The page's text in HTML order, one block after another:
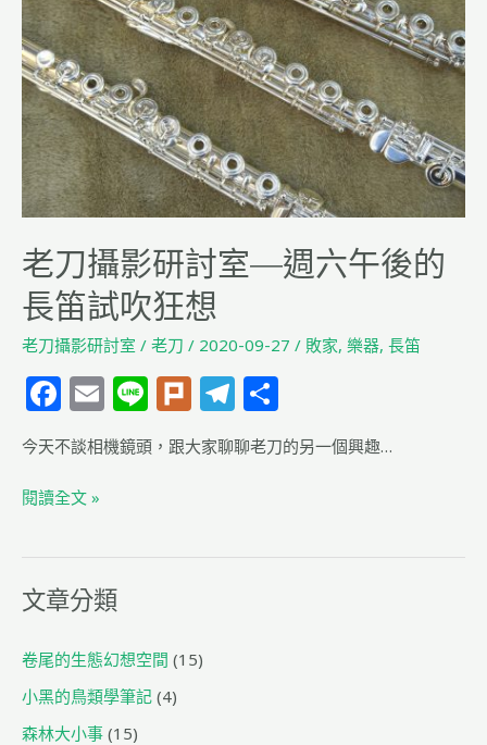
老刀攝影研討室—週六午後的
長笛試吹狂想
老刀攝影研討室 / 老刀 / 2020-09-27 / 敗家, 樂器, 長笛
F
a
c
e
o
o
E
m
ai
Li
n
e
Pl
u
rk
T
el
e
m
享
今天不談相機鏡頭，跟大家聊聊老刀的另一個興趣…
影
研
討
室
—
週
六
午
的
長
笛
試
狂
閱讀全文 »
文章分類
卷尾的生態幻想空間 (15)
小黑的鳥類學筆記 (4)
森林大小事 (15)